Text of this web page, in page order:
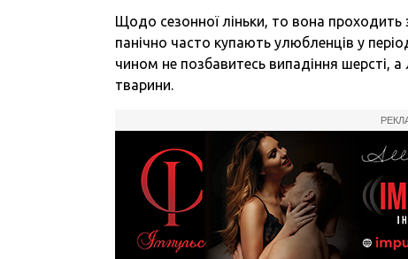
Щодо сезонної ліньки, то вона проходить
панічно часто купають улюбленців у
чином не позбавитесь випадіння шерсті,
тварини.